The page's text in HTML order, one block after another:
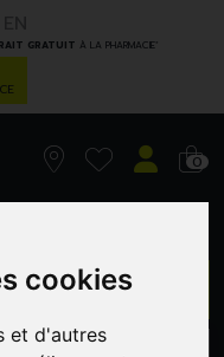
cookies
et d'autres
GRATUIT À LA PHARMACIE*
0